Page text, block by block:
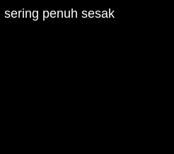
penuh sesak